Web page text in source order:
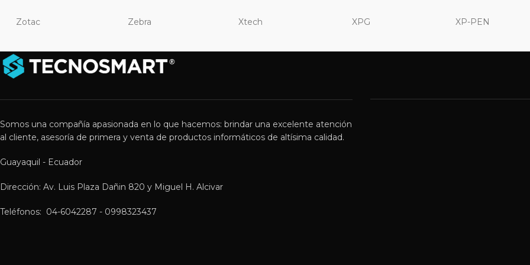
Zotac Zebra Xtech XPG XP-PEN
Somos una compañía apasionada en lo que hacemos: brindar una excelente atención
al cliente, asesoría de primera y venta de productos informáticos de altísima calidad.
Guayaquil - Ecuador
Dirección: Av. Luis Plaza Dañin 820 y Miguel H. Alcivar
Teléfonos: 04-6042287 - 0998323437